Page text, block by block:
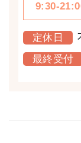
9:30-
定休日
最終受付